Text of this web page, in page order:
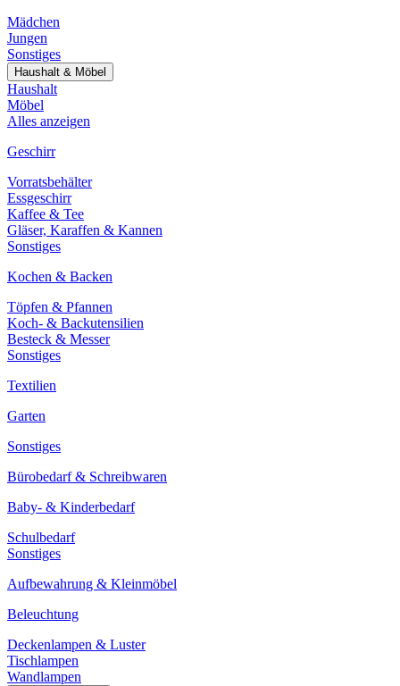
Mädchen
Jungen
Sonstiges
Haushalt & Möbel
Haushalt
Möbel
Alles anzeigen
Geschirr
Vorratsbehälter
Essgeschirr
Kaffee & Tee
Gläser, Karaffen & Kannen
Sonstiges
Kochen & Backen
Töpfen & Pfannen
Koch- & Backutensilien
Besteck & Messer
Sonstiges
Textilien
Garten
Sonstiges
Bürobedarf & Schreibwaren
Baby- & Kinderbedarf
Schulbedarf
Sonstiges
Aufbewahrung & Kleinmöbel
Beleuchtung
Deckenlampen & Luster
Tischlampen
Wandlampen